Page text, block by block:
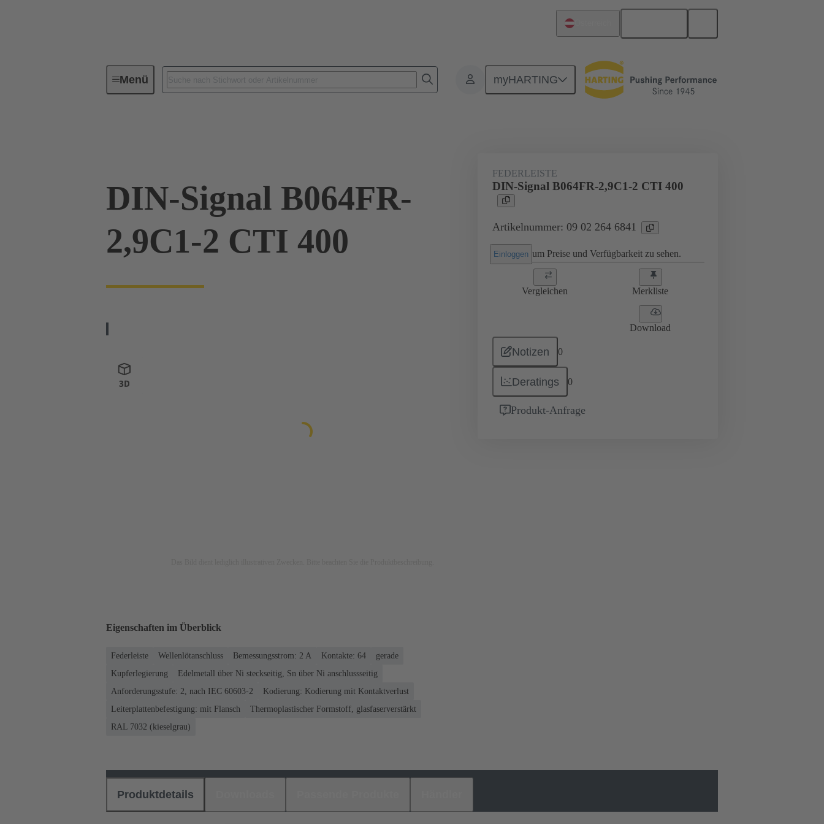
Menü myHARTING
Geräteanschlusstechnik Board-to-Board Steckverbinder Produkte Motherboard-to-Daughtercard Verbindungen
DIN-Signal B064FR-
2,9C1-2 CTI 400
FEDERLEISTE
DIN-Signal B064FR-2,9C1-2 CTI 400
Artikelnummer: 09 02 264 6841
Einloggen um Preise und Verfügbarkeit zu sehen.
Vergleichen Merkliste
Download
Notizen 0
Deratings 0
Produkt-Anfrage
Eigenschaften im Überblick
Federleiste Wellenlötanschluss Bemessungsstrom: ‌2 A Kontakte: 64
gerade
Kupferlegierung
Edelmetall über Ni steckseitig, Sn über Ni anschlussseitig
Anforderungsstufe: 2, nach IEC 60603-2
Kodierung: Kodierung mit Kontaktverlust
Leiterplattenbefestigung: mit Flansch
Thermoplastischer Formstoff, glasfaserverstärkt
RAL 7032 (kieselgrau)
Produktdetails